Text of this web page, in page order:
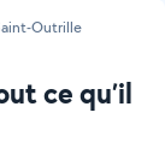
Outrille
ce qu’il